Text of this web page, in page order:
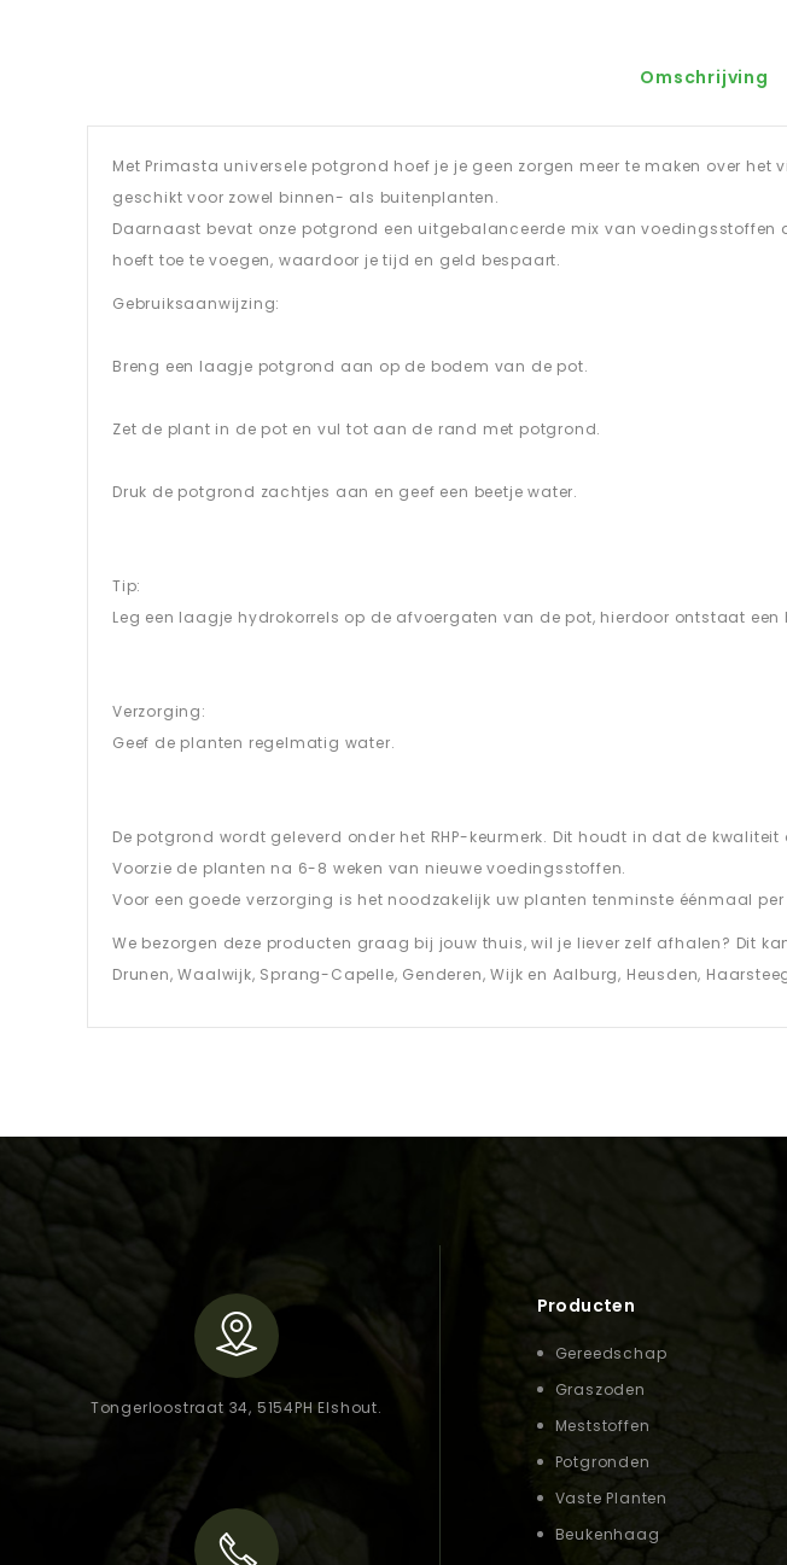
Omschrijving
Met Primasta universele potgrond hoef je je geen zorgen meer te maken over
geschikt voor zowel binnen- als buitenplanten.
Daarnaast bevat onze potgrond een uitgebalanceerde mix van
hoeft toe te voegen, waardoor je tijd en geld bespaart.
Gebruiksaanwijzing:
Breng een laagje potgrond aan op de bodem van de pot.
Zet de plant in de pot en vul tot aan de rand met potgrond.
Druk de potgrond zachtjes aan en geef een beetje water.
Tip:
Leg een laagje hydrokorrels op de afvoergaten van de pot, hierdoor ontstaat een
Verzorging:
Geef de planten regelmatig water.
De potgrond wordt geleverd onder het RHP-keurmerk. Dit houdt in dat de
Voorzie de planten na 6-8 weken van nieuwe voedingsstoffen.
Voor een goede verzorging is het noodzakelijk uw planten tenminste éénmaal
We bezorgen deze producten graag bij jouw thuis, wil je liever zelf afhalen? Dit
Drunen, Waalwijk, Sprang-Capelle, Genderen, Wijk en Aalburg, Heusden,
Tongerloostraat 34, 5154PH Elshout.
Producten
Gereedschap
Graszoden
Meststoffen
Potgronden
Vaste Planten
Beukenhaag